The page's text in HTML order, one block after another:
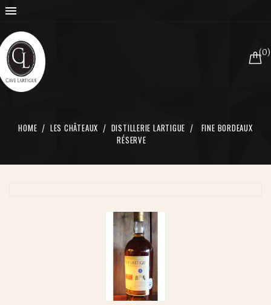

(0)
HOME LES CHÂTEAUX DISTILLERIE LARTIGUE
FINE BORDEAUX
RÉSERVE